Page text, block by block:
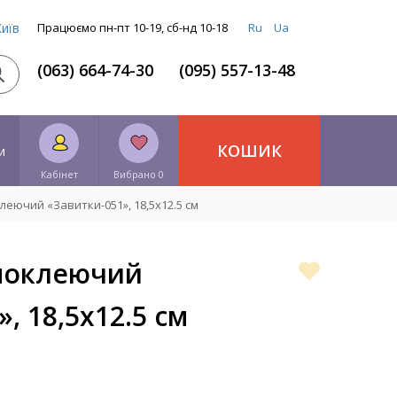
Працюємо пн-пт 10-19, сб-нд 10-18 Ru Ua
(063) 664-74-30 (095) 557-13-48
Кабінет Вибрано 0
КОШИК
«Завитки-051», 18,5х12.5 см
18,5х12.5 см